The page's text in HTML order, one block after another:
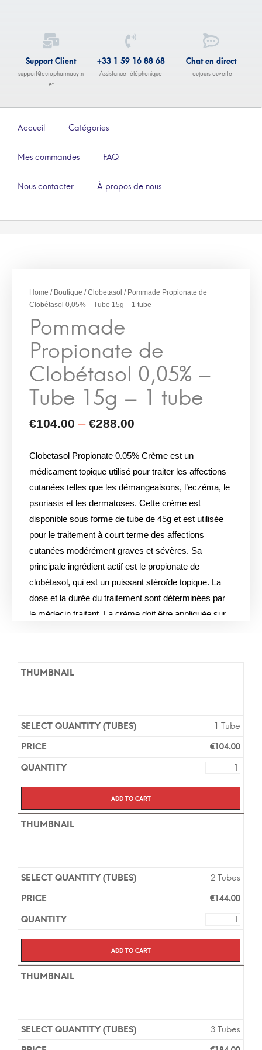
Support Client
support@europharmacy.n
et
+33 1 59 16 88 68
Assistance téléphonique
Chat en direct
Toujours ouverte
Accueil Catégories
Mes commandes FAQ
Nous contacter À propos de nous
Home / Boutique /Clobetasol / Pommade Propionate de
Clobétasol 0,05% – Tube 15g – 1 tube
Propionate de
Clobétasol 0,05% –
Tube 15g – 1 tube
Clobetasol Propionate 0.05% Crème est un
médicament topique utilisé pour traiter les affections
cutanées telles que les démangeaisons, l’eczéma, le
psoriasis et les dermatoses. Cette crème est
disponible sous forme de tube de 45g et est utilisée
pour le traitement à court terme des affections
cutanées modérément graves et sévères. Sa
principale ingrédient actif est le propionate de
clobétasol, qui est un puissant stéroïde topique. La
dose et la durée du traitement sont déterminées par
le médecin traitant. La crème doit être appliquée sur
actif de Clobetasol Propionate 0.05% Crème. C’est
traitant. La crème doit être appliquée sur une peau
propre et sèche deux fois par jour.
Les versions génériques et de marque de Clobetasol
Propionate 0.05% Crème contiennent le même
ordonnance n’est pas nécessaire pour acheter ce
1 Tube
€104.00
Add to cart
2 Tubes
€144.00
Add to cart
3 Tubes